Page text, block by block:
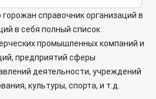
справочник организаций в
в себя полный список
промышленных компаний и
предприятий сферы
деятельности, учреждений
культуры, спорта, и т.д.